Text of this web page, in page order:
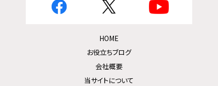
HOME
お役立ちブログ
会社概要
当サイトについて